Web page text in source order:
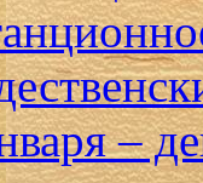
–